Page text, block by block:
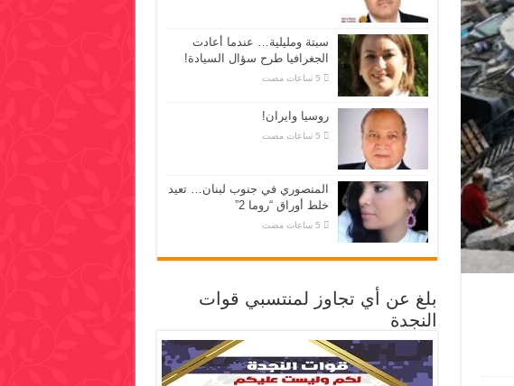
سبتة ومليلية… عندما أعادت
الجغرافيا طرح سؤال السيادة!
روسيا وايران!
المنصوري في جنوب لبنان… تعيد
خلط أوراق “روما 2”
بلغ عن أي تجاوز لمنتسبي قوات
النجدة